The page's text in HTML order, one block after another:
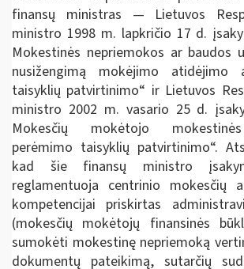
finansų ministras — Lietuvos
ministro 1998 m. lapkričio 17 d.
Mokestinės nepriemokos ar baudos
nusižengimą mokėjimo atidėjimo
taisyklių patvirtinimo“ ir Lietuvos
ministro 2002 m. vasario 25 d.
Mokesčių mokėtojo
perėmimo taisyklių patvirtinimo“.
kad šie finansų ministro
reglamentuoja centrinio mokesčių
kompetencijai priskirtas
(mokesčių mokėtojų finansinės
sumokėti mokestinę nepriemoką
dokumentų pateikimą, sutarčių